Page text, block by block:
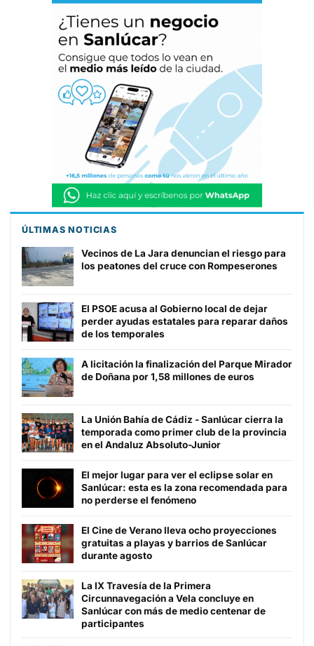
ÚLTIMAS NOTICIAS
Vecinos de La Jara denuncian el riesgo para
los peatones del cruce con Rompeserones
El PSOE acusa al Gobierno local de dejar
perder ayudas estatales para reparar daños
de los temporales
A licitación la finalización del Parque Mirador
de Doñana por 1,58 millones de euros
La Unión Bahía de Cádiz - Sanlúcar cierra la
temporada como primer club de la provincia
en el Andaluz Absoluto-Junior
El mejor lugar para ver el eclipse solar en
Sanlúcar: esta es la zona recomendada para
no perderse el fenómeno
El Cine de Verano lleva ocho proyecciones
gratuitas a playas y barrios de Sanlúcar
durante agosto
La IX Travesía de la Primera
Circunnavegación a Vela concluye en
Sanlúcar con más de medio centenar de
participantes